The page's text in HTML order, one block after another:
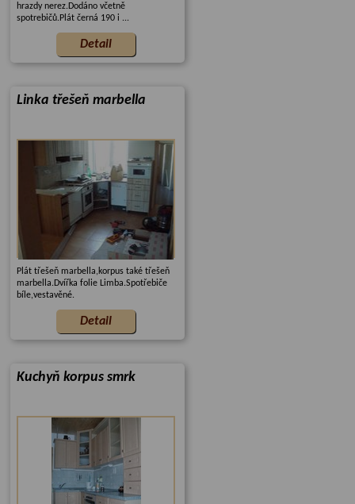
hrazdy nerez.Dodáno včetně
spotrebičů.Plát černá 190 i ...
Linka třešeň marbella
Plát třešeň marbella,korpus také třešeň
marbella.Dvířka folie Limba.Spotřebiče
bíle,vestavěné.
Kuchyň korpus smrk